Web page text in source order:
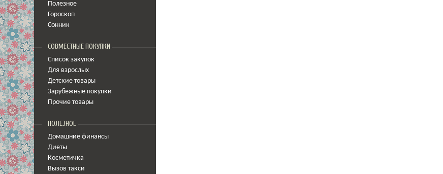
Полезное
Гороскоп
Сонник
СОВМЕСТНЫЕ ПОКУПКИ
Список закупок
Для взрослых
Детские товары
Зарубежные покупки
Прочие товары
ПОЛЕЗНОЕ
Домашние финансы
Диеты
Косметичка
Вызов такси